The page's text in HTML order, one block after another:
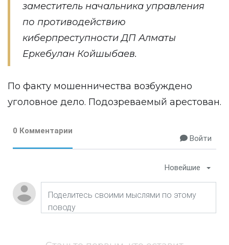
заместитель начальника управления
по противодействию
киберпреступности ДП Алматы
Еркебулан Койшыбаев.
По факту мошенничества возбуждено
уголовное дело. Подозреваемый арестован.
0 Комментарии
Войти
Новейшие